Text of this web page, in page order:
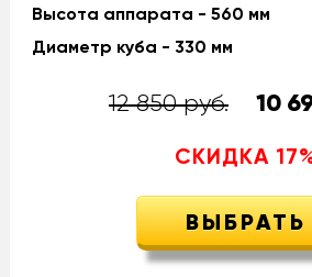
Высота аппарата - 560 мм
Диаметр куба - 330 мм
12 850 руб. 10
СКИДКА 17
ВЫБРАТЬ